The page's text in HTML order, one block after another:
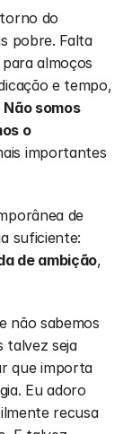
do
pobre. Falta
almoços
e tempo,
Não somos
o
importantes
de
de ambição,
não sabemos
talvez seja
que importa
Eu adoro
recusa